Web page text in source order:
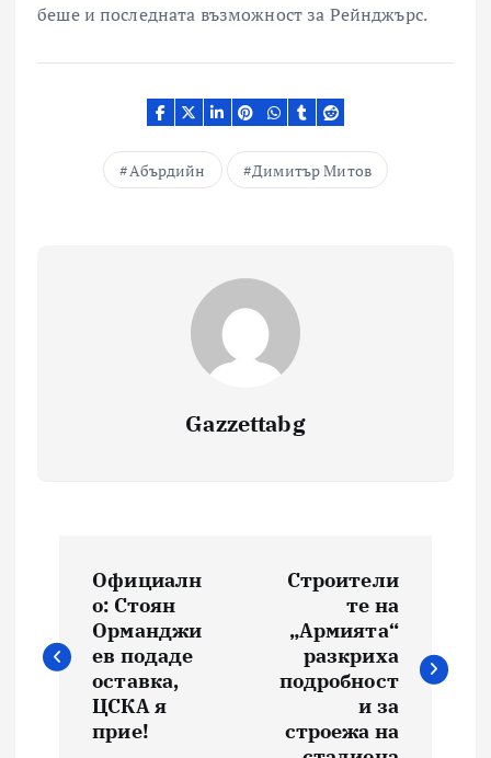
беше и последната възможност за Рейнджърс.
Абърдийн Димитър Митов
Gazzettabg
Навигация
Официалн
о: Стоян
Орманджи
ев подаде
оставка,
ЦСКА я
прие!
Строители
те на
„Армията“
разкриха
подробност
и за
строежа на